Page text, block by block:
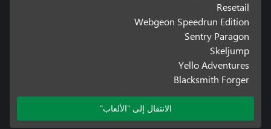
Resetail
Webgeon Speedrun Edition
Sentry Paragon
Skeljump
Yello Adventures
Blacksmith Forger
الانتقال إلى "الألعاب"